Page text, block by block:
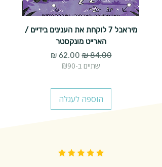
מיראבל 7 לוקחת את הענינים בידיים /
הארייט מונקסטר
מחיר רגיל‏84.00 ‏₪ מחיר מבצע
שתיים ב-₪90
הוספה לעגלה